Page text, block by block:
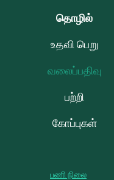
தொழில்
உதவி பெறு
வலைப்பதிவு
பற்றி
கோப்புகள்
பணி நிலை